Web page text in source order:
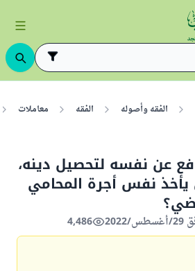
الفقه وأصوله الفقه معاملات
عن نفسه لتحصيل دينه،
نفس أجرة المحامي
4,486